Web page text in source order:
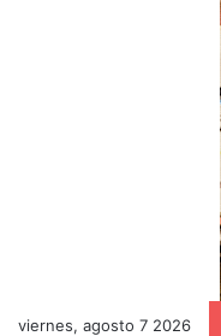
viernes, agosto 7 2026